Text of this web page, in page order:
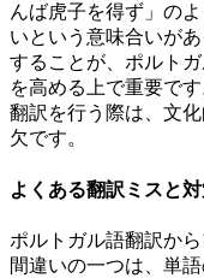
んば虎子を得ず」の
いという意味合いが
することが、ポルト
を高める上で重要で
翻訳を行う際は、文
欠です。
よくある翻訳ミスと
ポルトガル語翻訳か
間違いの一つは、単